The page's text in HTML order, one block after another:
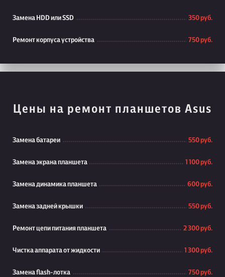
Замена HDD или SSD 350 руб.
Ремонт корпуса устройства 750 руб.
Цены на ремонт планшетов Asus
Замена батареи 550 руб.
Замена экрана планшета 1 100 руб.
Замена динамика планшета 600 руб.
Замена задней крышки 550 руб.
Ремонт цепи питания планшета 2 300 руб.
Чистка аппарата от жидкости 1 300 руб.
Замена flash-лотка 750 руб.